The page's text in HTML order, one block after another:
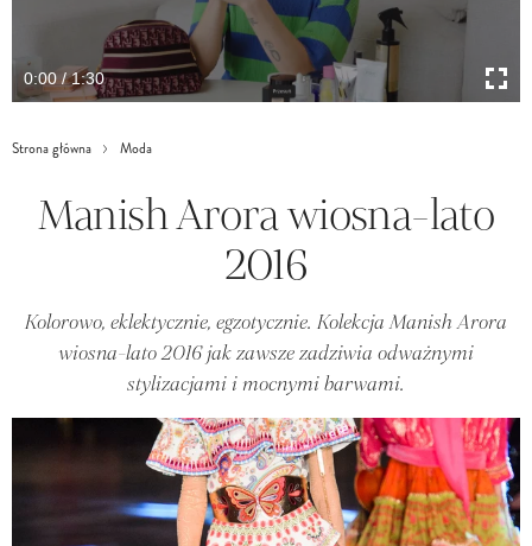
0:00 / 1:30
Strona główna Moda
Manish Arora wiosna-lato
2016
Kolorowo, eklektycznie, egzotycznie. Kolekcja Manish Arora
wiosna-lato 2016 jak zawsze zadziwia odważnymi
stylizacjami i mocnymi barwami.